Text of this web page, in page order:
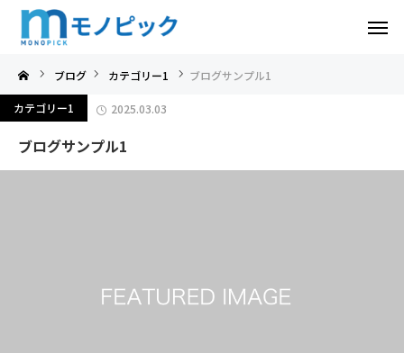
ブログ カテゴリー1 ブログサンプル1
カテゴリー1 2025.03.03
ブログサンプル1